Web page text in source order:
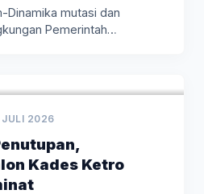
Dinamika mutasi dan
Pemerintah
JULI 2026
Kades Ketro